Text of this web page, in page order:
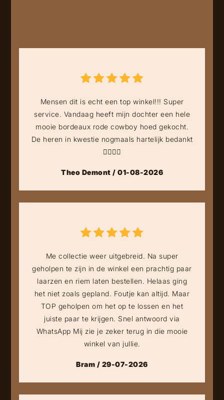
Mensen dit is echt een top winkel!!! Super
service. Vandaag heeft mijn dochter een hele
mooie bordeaux rode cowboy hoed gekocht.
De heren in kwestie nogmaals hartelijk bedankt
👍🏻👍🏻
Theo Demont / 01-08-2026
Me collectie weer uitgebreid. Na super
geholpen te zijn in de winkel een prachtig paar
laarzen en riem laten bestellen. Helaas ging
het niet zoals gepland. Foutje kan altijd. Maar
TOP geholpen om het op te lossen en het
juiste paar te krijgen. Snel antwoord via
WhatsApp Mij zie je zeker terug in die mooie
winkel van jullie.
Bram / 29-07-2026